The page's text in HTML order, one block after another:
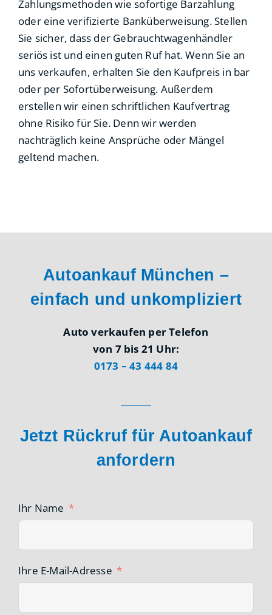
Zahlungsmethoden wie sofortige Barzahlung
oder eine verifizierte Banküberweisung. Stellen
Sie sicher, dass der Gebrauchtwagenhändler
seriös ist und einen guten Ruf hat. Wenn Sie an
uns verkaufen, erhalten Sie den Kaufpreis in bar
oder per Sofortüberweisung. Außerdem
erstellen wir einen schriftlichen Kaufvertrag
ohne Risiko für Sie. Denn wir werden
nachträglich keine Ansprüche oder Mängel
geltend machen.
Autoankauf München –
einfach und unkompliziert
Auto verkaufen per Telefon
von 7 bis 21 Uhr:
0173 – 43 444 84
Jetzt Rückruf für Autoankauf
anfordern
Ihr Name
Ihre E-Mail-Adresse